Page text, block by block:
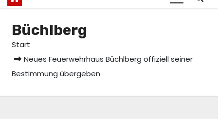
Büchlberg
Start
Neues Feuerwehrhaus Büchlberg offiziell seiner
Bestimmung übergeben